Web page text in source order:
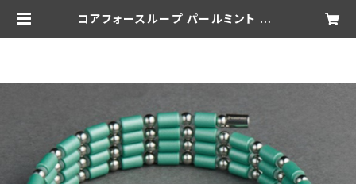
コアフォースループ パールミント SU